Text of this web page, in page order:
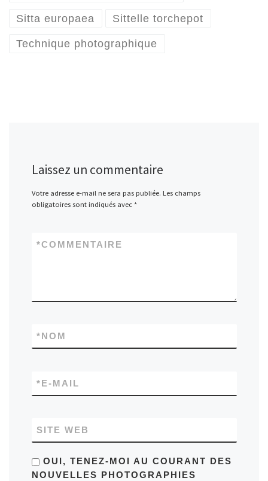
Sitta europaea Sittelle torchepot
Technique photographique
Laissez un commentaire
Votre adresse e-mail ne sera pas publiée. Les champs
obligatoires sont indiqués avec *
COMMENTAIRE
*
NOM
*
E-MAIL
*
SITE WEB
OUI, TENEZ-MOI AU COURANT DES
NOUVELLES PHOTOGRAPHIES